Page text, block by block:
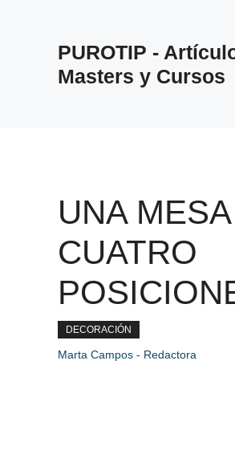
PUROTIP -
Masters y Cursos
UNA
CUATRO
DECORACIÓN
Marta Campos - Redactora